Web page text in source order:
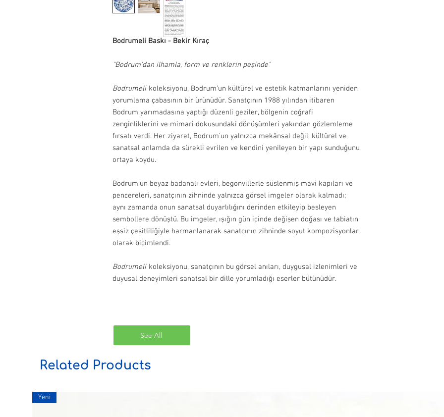
Bodrumeli Baskı - Bekir Kıraç
"Bodrum’dan ilhamla, form ve renklerin peşinde"
Bodrumeli koleksiyonu, Bodrum’un kültürel ve estetik katmanlarını yeniden
yorumlama çabasının bir ürünüdür. Sanatçının 1988 yılından itibaren
Bodrum yarımadasına yaptığı düzenli geziler, bölgenin coğrafi
zenginliklerini ve mimari dokusundaki dönüşümleri yakından gözlemleme
fırsatı verdi. Her ziyaret, Bodrum’un yalnızca mekânsal değil, kültürel ve
sanatsal anlamda da sürekli evrilen ve kendini yenileyen bir yapı sunduğunu
ortaya koydu.
Bodrum’un beyaz badanalı evleri, begonvillerle süslenmiş mavi kapıları ve
pencereleri, sanatçının zihninde yalnızca görsel imgeler olarak kalmadı;
aynı zamanda onun sanatsal duyarlılığını derinden etkileyip besleyen
sembollere dönüştü. Bu imgeler, ışığın gün içinde değişen doğası ve tabiatın
eşsiz çeşitliliğiyle harmanlanarak sanatçının zihninde soyut kompozisyonlar
olarak biçimlendi.
Bodrumeli koleksiyonu, sanatçının bu görsel anıları, duygusal izlenimleri ve
duyusal deneyimleri sanatsal bir dille yorumladığı eserler bütünüdür.
See All
Related Products
Yeni